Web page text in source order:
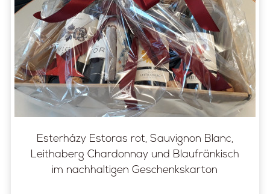
Esterházy Estoras rot, Sauvignon Blanc,
Leithaberg Chardonnay und Blaufränkisch
im nachhaltigen Geschenkskarton